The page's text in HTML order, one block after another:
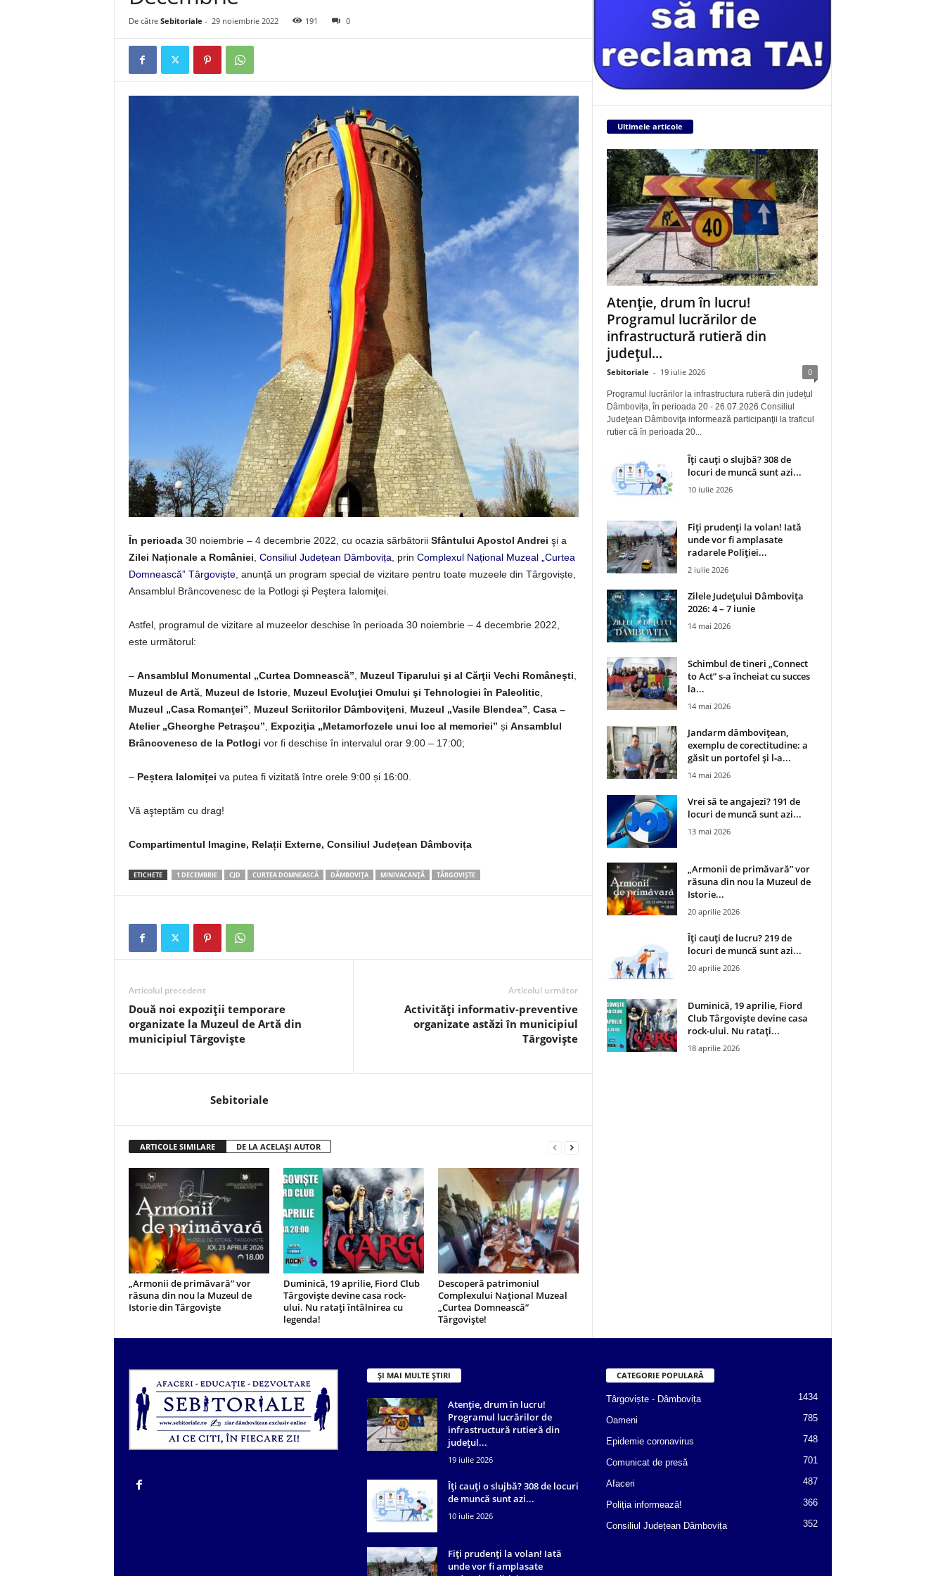
De către Sebitoriale - 29 noiembrie 2022 191 0
În perioada 30 noiembrie – 4 decembrie 2022, cu ocazia sărbătorii Sfântului Apostol Andrei şi a
Zilei Naționale a României Consiliul Județean Dâmbovița , prin Complexul Național Muzeal „Curtea
Domnească” Târgoviște, anunță un program special de vizitare pentru toate muzeele din Târgoviște,
Ansamblul Brâncovenesc de la Potlogi şi Peştera Ialomiţei.
Astfel, programul de vizitare al muzeelor deschise în perioada 30 noiembrie – 4 decembrie 2022,
este următorul:
– Ansamblul Monumental „Curtea Domnească” Muzeul Tiparului şi al Cărţii Vechi Româneşti
Muzeul de Artă, Muzeul de Istorie, Muzeul Evoluţiei Omului şi Tehnologiei în Paleolitic,
Muzeul „Casa Romanţei”
Muzeul Scriitorilor Dâmboviţeni Muzeul „Vasile Blendea” Casa –
Atelier „Gheorghe Petraşcu”
Expoziţia „Metamorfozele unui loc al memoriei” și Ansamblul
Brâncovenesc de la Potlogi vor fi deschise în intervalul orar 9:00 – 17:00;
– Peștera Ialomiței va putea fi vizitată între orele 9:00 și 16:00.
Vă aşteptăm cu drag!
Compartimentul Imagine, Relații Externe, Consiliul Județean Dâmbovița
ETICHETE 1 DECEMBRIE CJD CURTEA DOMNEASCĂ DÂMBOVIȚA MINIVACANȚĂ TÂRGOVIȘTE
Articolul precedent
Două noi expoziții temporare
organizate la Muzeul de Artă din
municipiul Târgoviște
Articolul următor
Activități informativ-preventive
organizate astăzi în municipiul
Târgoviște
Sebitoriale
ARTICOLE SIMILARE DE LA ACELAȘI AUTOR
„Armonii de primăvară” vor
răsuna din nou la Muzeul de
Istorie din Târgoviște
Duminică, 19 aprilie, Fiord Club
Târgoviște devine casa rock-
ului. Nu ratați întâlnirea cu
legenda!
Descoperă patrimoniul
Complexului Național Muzeal
„Curtea Domnească”
Târgoviște!
Ultimele articole
Atenție, drum în lucru!
Programul lucrărilor de
infrastructură rutieră din
județul...
Sebitoriale - 19 iulie 2026 0
Programul lucrărilor la infrastructura rutieră din județul
Dâmbovița, în perioada 20 - 26.07.2026 Consiliul
Judeţean Dâmboviţa informează participanţii la traficul
rutier că în perioada 20...
Îți cauți o slujbă? 308 de
locuri de muncă sunt azi...
10 iulie 2026
Fiți prudenți la volan! Iată
unde vor fi amplasate
radarele Poliției...
2 iulie 2026
Zilele Județului Dâmbovița
2026: 4 – 7 iunie
14 mai 2026
Schimbul de tineri „Connect
to Act” s-a încheiat cu succes
la...
14 mai 2026
Jandarm dâmbovițean,
exemplu de corectitudine: a
găsit un portofel și l‑a...
14 mai 2026
Vrei să te angajezi? 191 de
locuri de muncă sunt azi...
13 mai 2026
„Armonii de primăvară” vor
răsuna din nou la Muzeul de
Istorie...
20 aprilie 2026
Îți cauți de lucru? 219 de
locuri de muncă sunt azi...
20 aprilie 2026
Duminică, 19 aprilie, Fiord
Club Târgoviște devine casa
rock-ului. Nu ratați...
18 aprilie 2026
ȘI MAI MULTE ȘTIRI
Atenție, drum în lucru!
Programul lucrărilor de
infrastructură rutieră din
județul...
19 iulie 2026
Îți cauți o slujbă? 308 de locuri
de muncă sunt azi...
10 iulie 2026
Fiți prudenți la volan! Iată
unde vor fi amplasate
CATEGORIE POPULARĂ
Târgoviște - Dâmbovița 1434
Oameni 785
Epidemie coronavirus 748
Comunicat de presă 701
Afaceri 487
Poliția informează! 366
Consiliul Județean Dâmbovița 352